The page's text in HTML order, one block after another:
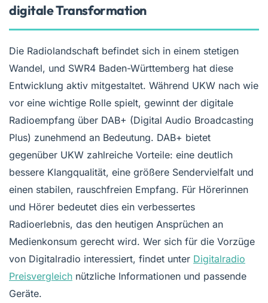
digitale Transformation
Die Radiolandschaft befindet sich in einem stetigen
Wandel, und SWR4 Baden-Württemberg hat diese
Entwicklung aktiv mitgestaltet. Während UKW nach wie
vor eine wichtige Rolle spielt, gewinnt der digitale
Radioempfang über DAB+ (Digital Audio Broadcasting
Plus) zunehmend an Bedeutung. DAB+ bietet
gegenüber UKW zahlreiche Vorteile: eine deutlich
bessere Klangqualität, eine größere Sendervielfalt und
einen stabilen, rauschfreien Empfang. Für Hörerinnen
und Hörer bedeutet dies ein verbessertes
Radioerlebnis, das den heutigen Ansprüchen an
Medienkonsum gerecht wird. Wer sich für die Vorzüge
von Digitalradio interessiert, findet unter Digitalradio
Preisvergleich nützliche Informationen und passende
Geräte.